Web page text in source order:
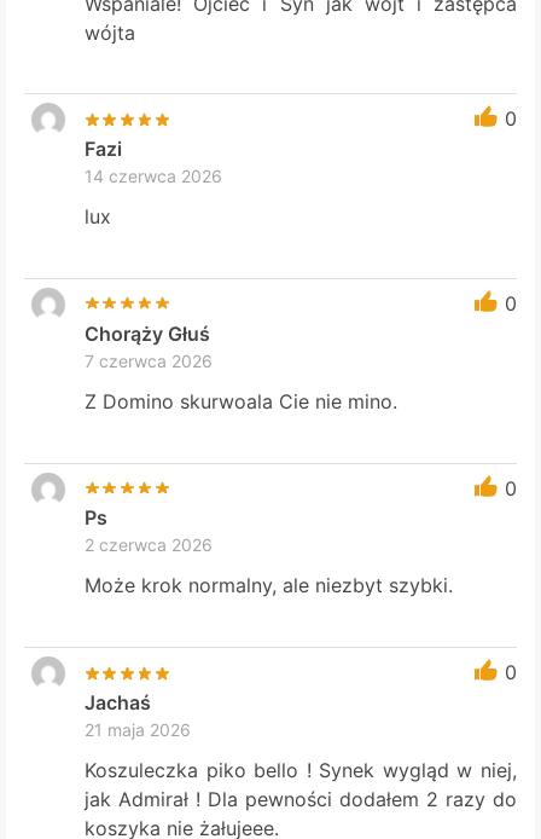
wójta
0
Fazi
14 czerwca 2026
lux
0
Chorąży Głuś
7 czerwca 2026
Z Domino skurwoala Cie nie mino.
0
Ps
2 czerwca 2026
Może krok normalny, ale niezbyt szybki.
0
Jachaś
21 maja 2026
Koszuleczka piko bello ! Synek wygląd w niej,
jak Admirał ! Dla pewności dodałem 2 razy do
koszyka nie żałujeee.